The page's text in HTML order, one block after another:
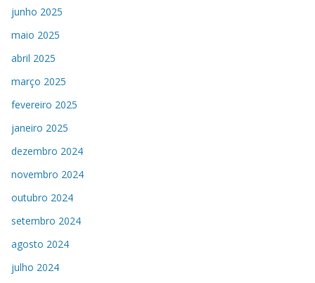
junho 2025
maio 2025
abril 2025
março 2025
fevereiro 2025
janeiro 2025
dezembro 2024
novembro 2024
outubro 2024
setembro 2024
agosto 2024
julho 2024